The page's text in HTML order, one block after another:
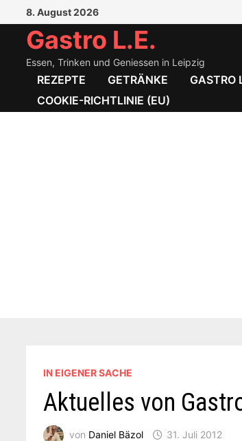
Inhalt
springen
8. August 2026
Gastro L.E.
Essen, Trinken und Geniessen in Leipzig
REZEPTE GETRÄNKE GASTRO
COOKIE-RICHTLINIE (EU)
IN EIGENER SACHE
Aktuelles von
von Daniel Bäzol 31. Juli 2012